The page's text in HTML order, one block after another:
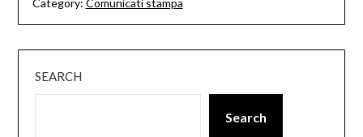
Category: Comunicati stampa
SEARCH
Search